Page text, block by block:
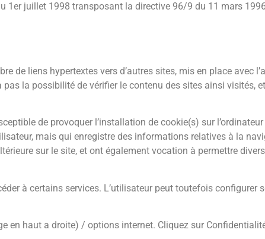
1er juillet 1998 transposant la directive 96/9 du 11 mars
de liens hypertextes vers d’autres sites, mis en place avec
pas la possibilité de vérifier le contenu des sites ainsi visités,
de provoquer l’installation de cookie(s) sur
mais qui enregistre des informations relatives à la
sur le site, et ont également vocation à permettre
à certains services. L’utilisateur peut toutefois configurer
en haut a droite) / options internet. Cliquez sur